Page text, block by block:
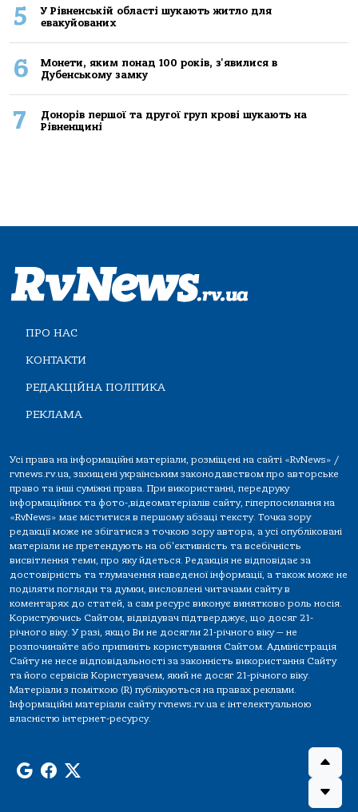
5
У Рівненській області шукають житло для
евакуйованих
6
Монети, яким понад 100 років, з'явилися в
Дубенському замку
7
Донорів першої та другої груп крові шукають на
Рівненщині
ПРО НАС
КОНТАКТИ
РЕДАКЦІЙНА ПОЛІТИКА
РЕКЛАМА
Усі права на інформаційні матеріали, розміщені на сайті «RvNews» /
rvnews.rv.ua, захищені українським законодавством про авторське
право та інші суміжні права. При використанні, передруку
інформаційних та фото-,відеоматеріалів сайту, гіперпосилання на
«RvNews» має міститися в першому абзаці тексту. Точка зору
редакції може не збігатися з точкою зору автора, а усі опубліковані
матеріали не претендують на об'єктивність та всебічність
висвітлення теми, про яку йдеться. Редакція не відповідає за
достовірність та тлумачення наведеної інформації, а також може не
поділяти погляди та думки, висловлені читачами сайту в
коментарях до статей, а сам ресурс виконує винятково роль носія.
Користуючись Сайтом, відвідувач підтверджує, що досяг 21-
річного віку. У разі, якщо Ви не досягли 21-річного віку — не
розпочинайте або припиніть користування Сайтом. Адміністрація
Сайту не несе відповідальності за законність використання Сайту
та його сервісів Користувачем, який не досяг 21-річного віку.
Матеріали з поміткою (R) публікуються на правах реклами.
Інформаційні матеріали сайту rvnews.rv.ua є інтелектуальною
власністю інтернет-ресурсу.